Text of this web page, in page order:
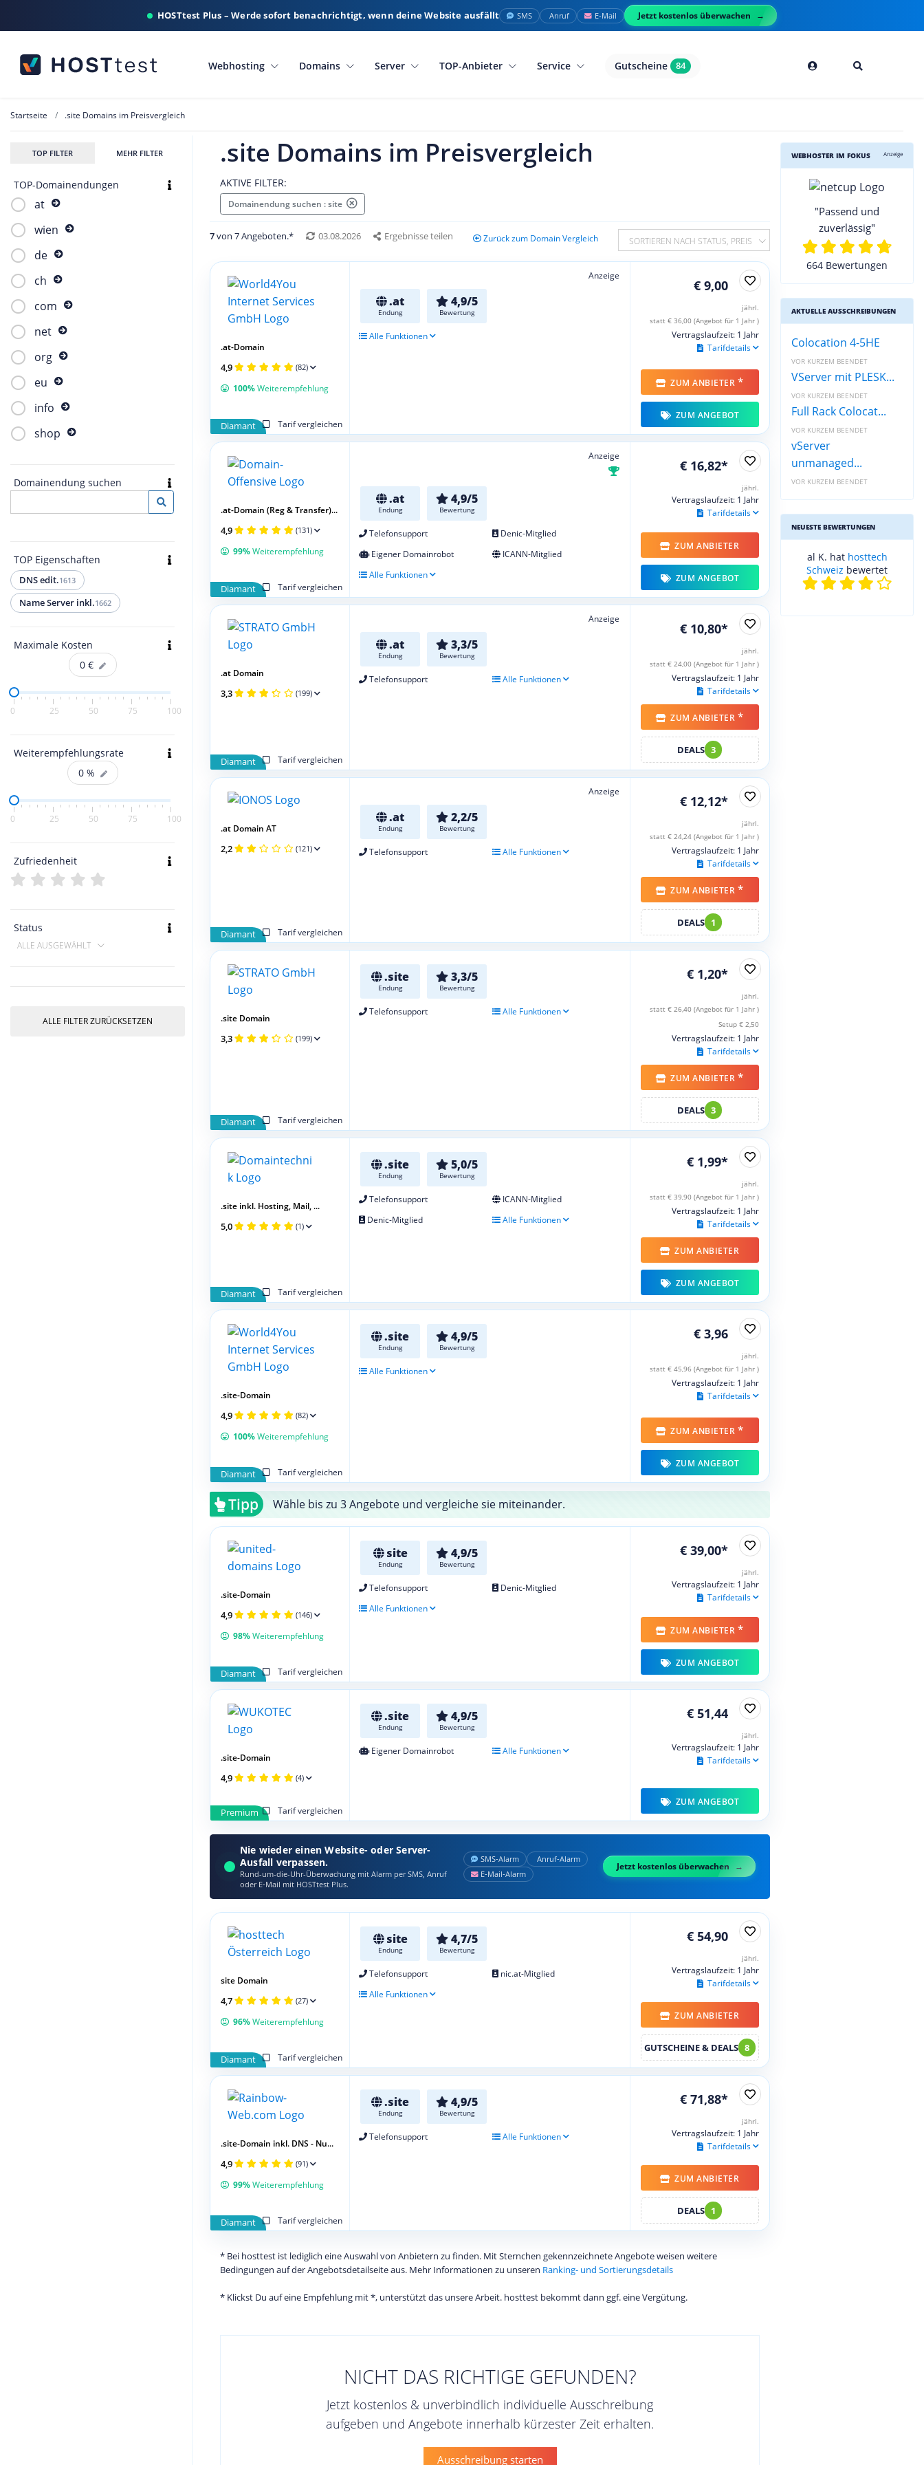
HOSTtest Plus – Werde sofort benachrichtigt, wenn deine Website ausfällt SMS Anruf E-Mail Jetzt kostenlos überwachen
Webhosting Domains Server TOP-Anbieter Service Gutscheine 84
Startseite .site Domains im Preisvergleich
TOP FILTER MEHR FILTER
TOP-Domainendungen
at
wien
de
ch
com
net
org
eu
info
shop
Domainendung suchen
TOP Eigenschaften
DNS edit.1613
Name Server inkl.1662
Maximale Kosten
0 €
0 25 50 75 100
Weiterempfehlungsrate
0 %
0 25 50 75 100
Zufriedenheit
Status
ALLE AUSGEWÄHLT
ALLE FILTER ZURÜCKSETZEN
.site Domains im Preisvergleich
AKTIVE FILTER:
Domainendung suchen : site
7von 7 Angeboten.* 03.08.2026 Ergebnisse teilen Zurück zum Domain Vergleich SORTIEREN NACH STATUS, PREIS
Anzeige
.at
Endung
4,9/5
Bewertung
Alle Funktionen
Diamant Tarif vergleichen
.at-Domain
4,9 (82)
100%Weiterempfehlung
€ 9,00
jährl.
statt € 36,00 (Angebot für 1 Jahr )
Vertragslaufzeit: 1 Jahr
Tarifdetails
ZUM ANBIETER *
ZUM ANGEBOT
Anzeige
.at
Endung
4,9/5
Bewertung
Telefonsupport
Denic-Mitglied
Eigener Domainrobot
ICANN-Mitglied
Alle Funktionen
Diamant
Tarif vergleichen
.at-Domain (Reg & Transfer)...
4,9 (131)
99%Weiterempfehlung
€ 16,82*
jährl.
Vertragslaufzeit: 1 Jahr
Tarifdetails
ZUM ANBIETER
ZUM ANGEBOT
Anzeige
.at
Endung
3,3/5
Bewertung
Telefonsupport Alle Funktionen
Diamant Tarif vergleichen
.at Domain
3,3 (199)
€ 10,80*
jährl.
statt € 24,00 (Angebot für 1 Jahr )
Vertragslaufzeit: 1 Jahr
Tarifdetails
ZUM ANBIETER *
DEALS 3
Anzeige
.at
Endung
2,2/5
Bewertung
Telefonsupport Alle Funktionen
Diamant Tarif vergleichen
.at Domain AT
2,2 (121)
€ 12,12*
jährl.
statt € 24,24 (Angebot für 1 Jahr )
Vertragslaufzeit: 1 Jahr
Tarifdetails
ZUM ANBIETER *
DEALS 1
.site
Endung
3,3/5
Bewertung
Telefonsupport Alle Funktionen
Diamant Tarif vergleichen
.site Domain
3,3 (199)
€ 1,20*
jährl.
statt € 26,40 (Angebot für 1 Jahr )
Setup € 2,50
Vertragslaufzeit: 1 Jahr
Tarifdetails
ZUM ANBIETER *
DEALS 3
.site
Endung
5,0/5
Bewertung
Telefonsupport
ICANN-Mitglied
Denic-Mitglied
Alle Funktionen
Diamant Tarif vergleichen
.site inkl. Hosting, Mail, ...
5,0 (1)
€ 1,99*
jährl.
statt € 39,90 (Angebot für 1 Jahr )
Vertragslaufzeit: 1 Jahr
Tarifdetails
ZUM ANBIETER
ZUM ANGEBOT
.site
Endung
4,9/5
Bewertung
Alle Funktionen
Diamant Tarif vergleichen
.site-Domain
4,9 (82)
100%Weiterempfehlung
€ 3,96
jährl.
statt € 45,96 (Angebot für 1 Jahr )
Vertragslaufzeit: 1 Jahr
Tarifdetails
ZUM ANBIETER *
ZUM ANGEBOT
Tipp Wähle bis zu 3 Angebote und vergleiche sie miteinander.
site
Endung
4,9/5
Bewertung
Telefonsupport
Denic-Mitglied
Alle Funktionen
Diamant Tarif vergleichen
.site-Domain
4,9 (146)
98%Weiterempfehlung
€ 39,00*
jährl.
Vertragslaufzeit: 1 Jahr
Tarifdetails
ZUM ANBIETER *
ZUM ANGEBOT
.site
Endung
4,9/5
Bewertung
Eigener Domainrobot Alle Funktionen
Premium Tarif vergleichen
.site-Domain
4,9 (4)
€ 51,44
jährl.
Vertragslaufzeit: 1 Jahr
Tarifdetails
ZUM ANGEBOT
Nie wieder einen Website- oder Server-
Ausfall verpassen.
Rund-um-die-Uhr-Überwachung mit Alarm per SMS, Anruf
oder E‑Mail mit HOSTtest Plus.
SMS‑Alarm
Anruf‑Alarm
E‑Mail‑Alarm
Jetzt kostenlos überwachen
site
Endung
4,7/5
Bewertung
Telefonsupport
nic.at-Mitglied
Alle Funktionen
Diamant Tarif vergleichen
site Domain
4,7 (27)
96%Weiterempfehlung
€ 54,90
jährl.
Vertragslaufzeit: 1 Jahr
Tarifdetails
ZUM ANBIETER
GUTSCHEINE & DEALS 8
.site
Endung
4,9/5
Bewertung
Telefonsupport Alle Funktionen
Diamant Tarif vergleichen
.site-Domain inkl. DNS - Nu...
4,9 (91)
99%Weiterempfehlung
€ 71,88*
jährl.
Vertragslaufzeit: 1 Jahr
Tarifdetails
ZUM ANBIETER
DEALS 1
* Bei hosttest ist lediglich eine Auswahl von Anbietern zu finden. Mit Sternchen gekennzeichnete Angebote weisen weitere
Bedingungen auf der Angebotsdetailseite aus. Mehr Informationen zu unseren Ranking- und Sortierungsdetails
* Klickst Du auf eine Empfehlung mit *, unterstützt das unsere Arbeit. hosttest bekommt dann ggf. eine Vergütung.
NICHT DAS RICHTIGE GEFUNDEN?
Jetzt kostenlos & unverbindlich individuelle Ausschreibung
aufgeben und Angebote innerhalb kürzester Zeit erhalten.
Ausschreibung starten
WEBHOSTER IM FOKUS Anzeige
"Passend und
zuverlässig"
664 Bewertungen
AKTUELLE AUSSCHREIBUNGEN
Colocation 4-5HE
VOR KURZEM BEENDET
VServer mit PLESK...
VOR KURZEM BEENDET
Full Rack Colocat...
VOR KURZEM BEENDET
vServer
unmanaged...
VOR KURZEM BEENDET
NEUESTE BEWERTUNGEN
al K. hat hosttech
Schweiz bewertet